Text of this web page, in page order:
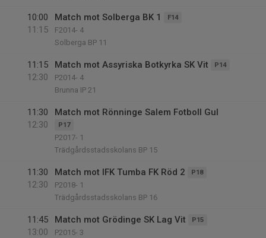
10:00
11:15
Match mot Solberga BK 1 F14
F2014- 4
Solberga BP 11
11:15
12:30
Match mot Assyriska Botkyrka SK Vit P14
P2014- 4
Brunna IP 21
11:30
12:30
Match mot Rönninge Salem Fotboll Gul
P17
P2017- 1
Trädgårdsstadsskolans BP 15
11:30
12:30
Match mot IFK Tumba FK Röd 2 P18
P2018- 1
Trädgårdsstadsskolans BP 16
11:45
13:00
Match mot Grödinge SK Lag Vit P15
P2015- 3